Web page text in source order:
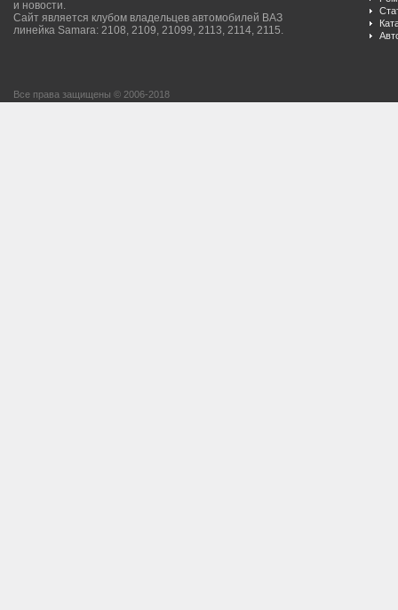
и новости.
Сайт является клубом владельцев автомобилей ВАЗ
линейка Samara: 2108, 2109, 21099, 2113, 2114, 2115.
Все права защищены © 2006-2018